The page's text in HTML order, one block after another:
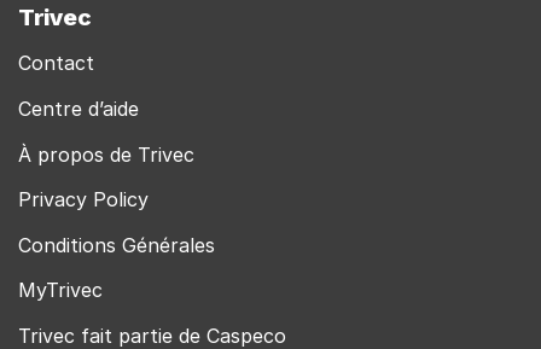
Trivec
Contact
Centre d’aide
À propos de Trivec
Privacy Policy
Conditions Générales
MyTrivec
Trivec fait partie de Caspeco